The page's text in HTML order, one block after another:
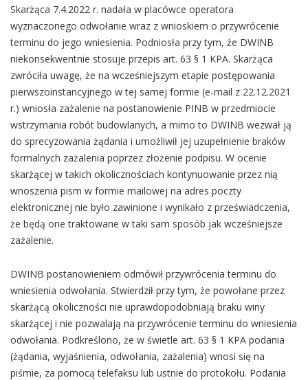
Skarżąca 7.4.2022 r. nadała w placówce operatora
wyznaczonego odwołanie wraz z wnioskiem o przywrócenie
terminu do jego wniesienia. Podniosła przy tym, że DWINB
niekonsekwentnie stosuje przepis art. 63 § 1 KPA. Skarżąca
zwróciła uwagę, że na wcześniejszym etapie postępowania
pierwszoinstancyjnego w tej samej formie (e-mail z 22.12.2021
r.) wniosła zażalenie na postanowienie PINB w przedmiocie
wstrzymania robót budowlanych, a mimo to DWINB wezwał ją
do sprecyzowania żądania i umożliwił jej uzupełnienie braków
formalnych zażalenia poprzez złożenie podpisu. W ocenie
skarżącej w takich okolicznościach kontynuowanie przez nią
wnoszenia pism w formie mailowej na adres poczty
elektronicznej nie było zawinione i wynikało z przeświadczenia,
że będą one traktowane w taki sam sposób jak wcześniejsze
zażalenie.
DWINB postanowieniem odmówił przywrócenia terminu do
wniesienia odwołania. Stwierdził przy tym, że powołane przez
skarżącą okoliczności nie uprawdopodobniają braku winy
skarżącej i nie pozwalają na przywrócenie terminu do wniesienia
odwołania. Podkreślono, że w świetle art. 63 § 1 KPA podania
(żądania, wyjaśnienia, odwołania, zażalenia) wnosi się na
piśmie, za pomocą telefaksu lub ustnie do protokołu. Podania